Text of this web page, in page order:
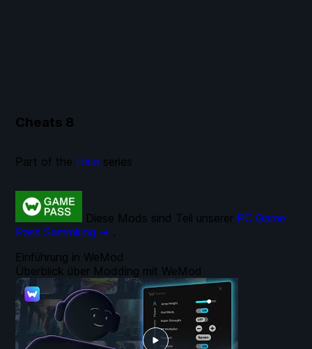
Cheats 8
Einführung in WeMod
Überblick über Modding mit WeMod
Diese Mods sind Teil unserer PC Game
Pass Sammlung → .
Part of the Halo series